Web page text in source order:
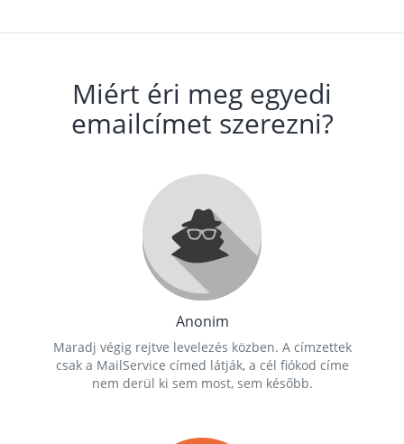
Miért éri meg egyedi
emailcímet szerezni?
Anonim
Maradj végig rejtve levelezés közben. A címzettek
csak a MailService címed látják, a cél fiókod címe
nem derül ki sem most, sem később.